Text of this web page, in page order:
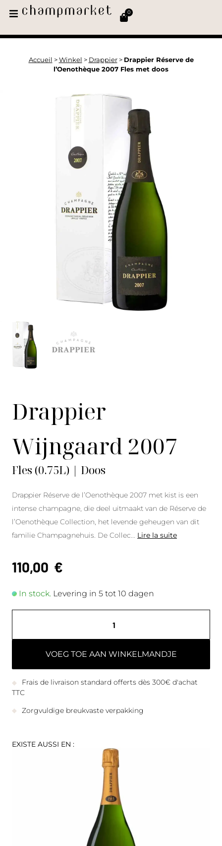
0
Accueil > Winkel > Drappier> Drappier Réserve de
l’Oenothèque 2007 Fles met doos
Drappier
Wijngaard 2007
Fles (0.75L) | Doos
Drappier Réserve de l’Oenothèque 2007 met kist is een
intense champagne, die deel uitmaakt van de Réserve de
l’Oenothèque Collection, het levende geheugen van dit
familie Champagnehuis. De Collec
Lire la suite
110,00 €
In stock. Levering in 5 tot 10 dagen
VOEG TOE AAN WINKELMANDJE
Frais de livraison standard offerts dès 300€ d'achat
TTC
Zorgvuldige breukvaste verpakking
EXISTE AUSSI EN :